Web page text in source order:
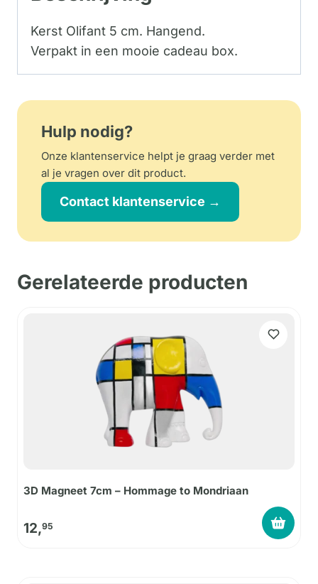
Kerst Olifant 5 cm. Hangend.
Verpakt in een mooie cadeau box.
Hulp nodig?
Onze klantenservice helpt je graag verder met
al je vragen over dit product.
Contact klantenservice →
Gerelateerde producten
3D Magneet 7cm – Hommage to Mondriaan
12,95